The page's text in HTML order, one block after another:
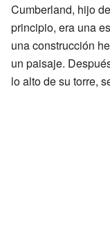
Cumberland, hijo
principio, era una
una construcción
un paisaje.
lo alto de su torre,